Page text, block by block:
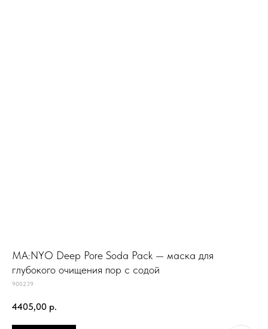
MA:NYO Deep Pore Soda Pack — маска для
глубокого очищения пор с содой
900239
4405,00 р.